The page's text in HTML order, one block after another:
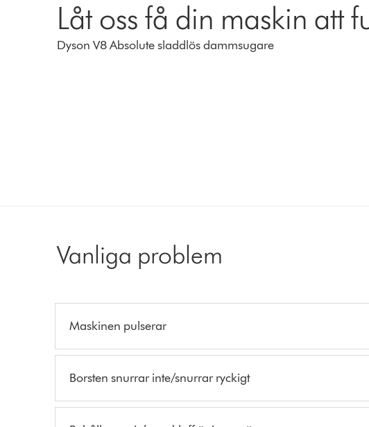
Låt oss få din maskin att
Dyson V8 Absolute sladdlös dammsugare
Vanliga problem
Maskinen pulserar
Borsten snurrar inte/snurrar ryckigt